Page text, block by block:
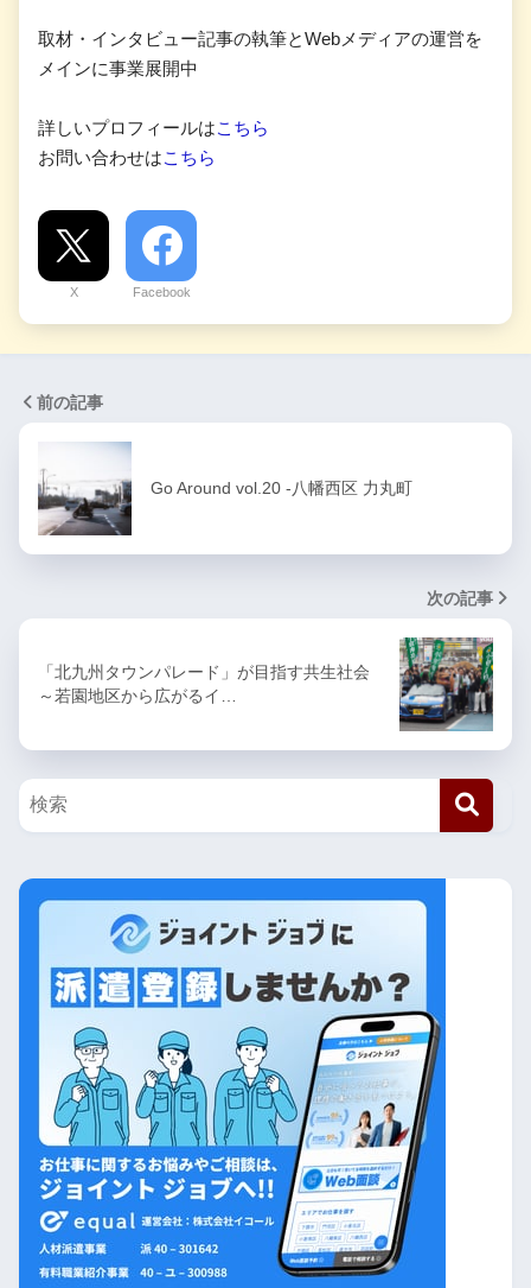
取材・インタビュー記事の執筆とWebメディアの運営を
メインに事業展開中
詳しいプロフィールはこちら
お問い合わせはこちら
X Facebook
前の記事
Go Around vol.20 -八幡西区 力丸町
次の記事
「北九州タウンパレード」が目指す共生社会
～若園地区から広がるイ…